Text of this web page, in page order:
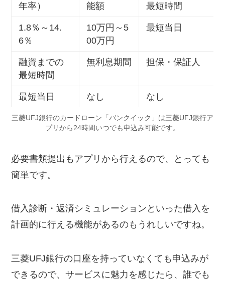
年率） 能額 最短時間
1.8％～14.
6％
10万円～5
00万円
最短当日
融資までの
最短時間
無利息期間 担保・保証人
最短当日 なし なし
三菱UFJ銀行のカードローン「バンクイック」は三菱UFJ銀行ア
プリから24時間いつでも申込み可能です。
必要書類提出もアプリから行えるので、とっても
簡単です。
借入診断・返済シミュレーションといった借入を
計画的に行える機能があるのもうれしいですね。
三菱UFJ銀行の口座を持っていなくても申込みが
できるので、サービスに魅力を感じたら、誰でも